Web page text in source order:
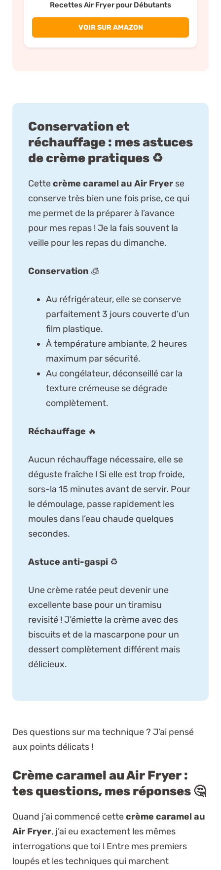
Recettes Air Fryer pour Débutants
VOIR SUR AMAZON
Conservation et
réchauffage : mes astuces
de crème pratiques ♻️
Cettecrème caramel au Air Fryer se
conserve très bien une fois prise, ce qui
me permet de la préparer à l’avance
pour mes repas ! Je la fais souvent la
veille pour les repas du dimanche.
Conservation 🧊
Au réfrigérateur, elle se conserve
parfaitement 3 jours couverte d’un
film plastique.
À température ambiante, 2 heures
maximum par sécurité.
Au congélateur, déconseillé car la
texture crémeuse se dégrade
complètement.
Réchauffage 🔥
Aucun réchauffage nécessaire, elle se
déguste fraîche ! Si elle est trop froide,
sors-la 15 minutes avant de servir. Pour
le démoulage, passe rapidement les
moules dans l’eau chaude quelques
secondes.
Astuce anti-gaspi ♻️
Une crème ratée peut devenir une
excellente base pour un tiramisu
revisité ! J’émiette la crème avec des
biscuits et de la mascarpone pour un
dessert complètement différent mais
délicieux.
Des questions sur ma technique ? J’ai pensé
aux points délicats !
Crème caramel au Air Fryer :
tes questions, mes réponses 🤔
Quand j’ai commencé cettecrème caramel au
Air Fryer, j’ai eu exactement les mêmes
interrogations que toi ! Entre mes premiers
loupés et les techniques qui marchent